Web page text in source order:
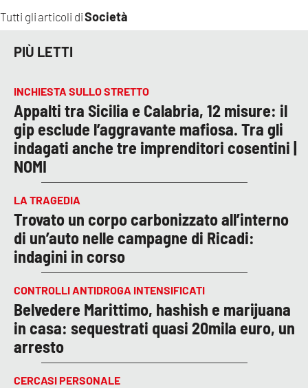
Tutti gli articoli diSocietà
PIÙ LETTI
INCHIESTA SULLO STRETTO
Appalti tra Sicilia e Calabria, 12 misure: il
gip esclude l’aggravante mafiosa. Tra gli
indagati anche tre imprenditori cosentini |
NOMI
LA TRAGEDIA
Trovato un corpo carbonizzato all’interno
di un’auto nelle campagne di Ricadi:
indagini in corso
CONTROLLI ANTIDROGA INTENSIFICATI
Belvedere Marittimo, hashish e marijuana
in casa: sequestrati quasi 20mila euro, un
arresto
CERCASI PERSONALE